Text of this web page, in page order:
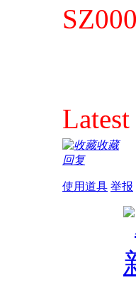
收藏
回复
使用道具 举报